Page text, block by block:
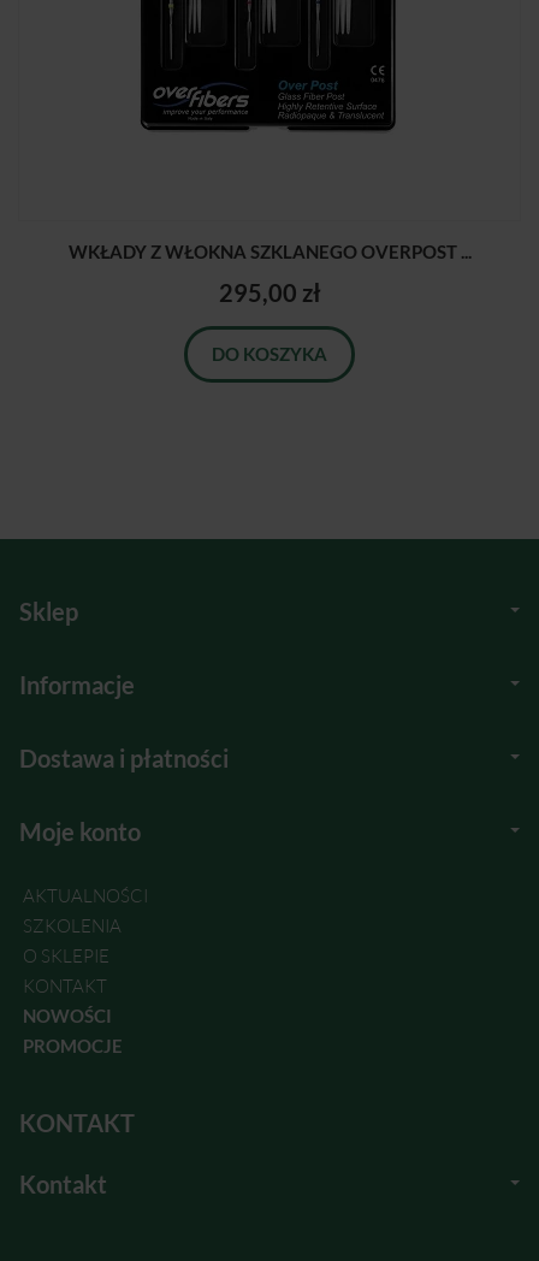
WKŁADY Z WŁOKNA SZKLANEGO OVERPOST ...
295,00 zł
DO KOSZYKA
Sklep
Informacje
Dostawa i płatności
Moje konto
AKTUALNOŚCI
SZKOLENIA
O SKLEPIE
KONTAKT
NOWOŚCI
PROMOCJE
KONTAKT
Kontakt